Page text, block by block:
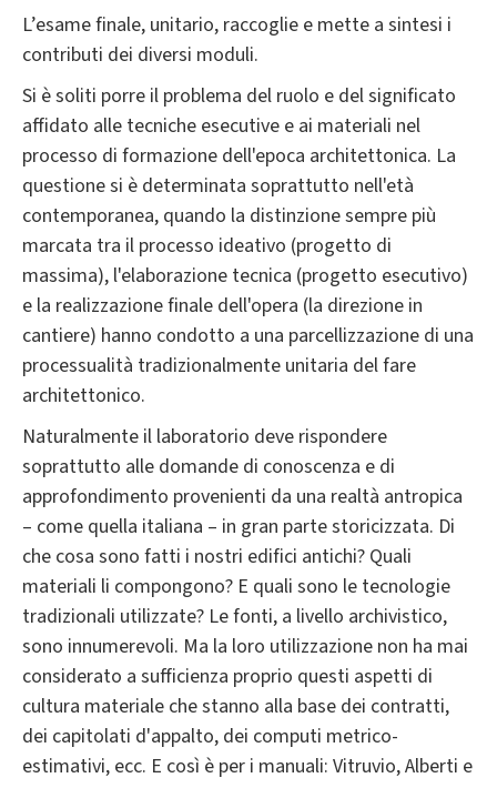
L’esame finale, unitario, raccoglie e mette a sintesi i
contributi dei diversi moduli.
Si è soliti porre il problema del ruolo e del significato
affidato alle tecniche esecutive e ai materiali nel
processo di formazione dell'epoca architettonica. La
questione si è determinata soprattutto nell'età
contemporanea, quando la distinzione sempre più
marcata tra il processo ideativo (progetto di
massima), l'elaborazione tecnica (progetto esecutivo)
e la realizzazione finale dell'opera (la direzione in
cantiere) hanno condotto a una parcellizzazione di una
processualità tradizionalmente unitaria del fare
architettonico.
Naturalmente il laboratorio deve rispondere
soprattutto alle domande di conoscenza e di
approfondimento provenienti da una realtà antropica
– come quella italiana – in gran parte storicizzata. Di
che cosa sono fatti i nostri edifici antichi? Quali
materiali li compongono? E quali sono le tecnologie
tradizionali utilizzate? Le fonti, a livello archivistico,
sono innumerevoli. Ma la loro utilizzazione non ha mai
considerato a sufficienza proprio questi aspetti di
cultura materiale che stanno alla base dei contratti,
dei capitolati d'appalto, dei computi metrico-
estimativi, ecc. E così è per i manuali: Vitruvio, Alberti e